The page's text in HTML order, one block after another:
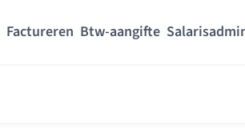
Factureren Btw-aangifte